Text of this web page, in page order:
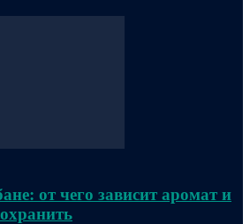
от чего зависит аромат и